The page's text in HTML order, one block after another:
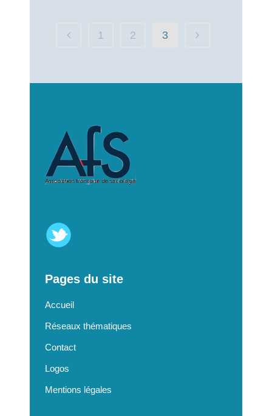
1 2 3
Pages du site
Accueil
Réseaux thématiques
Contact
Logos
Mentions légales